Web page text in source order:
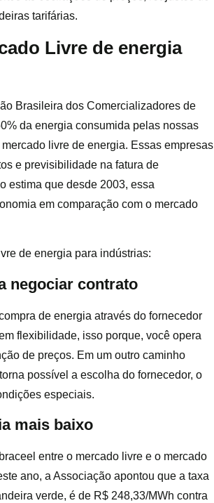
tarifárias.
Livre de energia
Brasileira dos Comercializadores de
da energia consumida pelas nossas
livre de energia. Essas empresas
e previsibilidade na fatura de
estima que desde 2003, essa
em comparação com o mercado
de energia para indústrias:
negociar contrato
de energia através do fornecedor
flexibilidade, isso porque, você opera
de preços. Em um outro caminho
possível a escolha do fornecedor, o
especiais.
mais baixo
entre o mercado livre e o mercado
ano, a Associação apontou que a taxa
verde, é de R$ 248,33/MWh contra